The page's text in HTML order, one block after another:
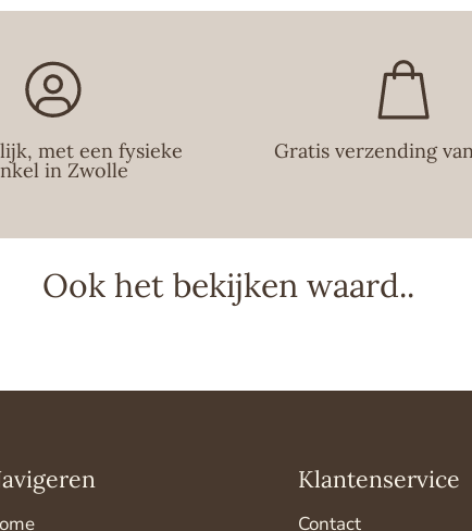
met een fysieke
in Zwolle
Gratis verzending
Ook het bekijken waard..
Klantenservice
Contact